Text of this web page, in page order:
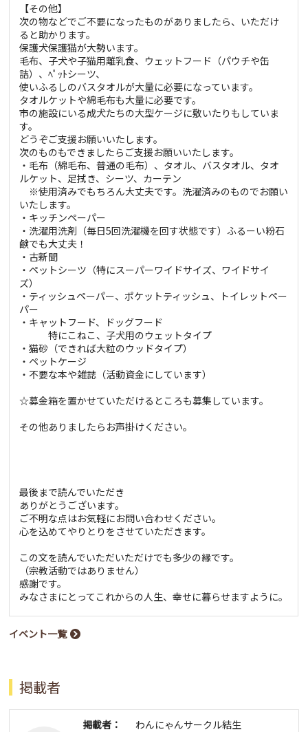
【その他】
次の物などでご不要になったものがありましたら、いただけ
ると助かります。
保護犬保護猫が大勢います。
毛布、子犬や子猫用離乳食、ウェットフード（パウチや缶
詰）、ﾍﾟｯﾄシーツ、
使いふるしのバスタオルが大量に必要になっています。
タオルケットや綿毛布も大量に必要です。
市の施設にいる成犬たちの大型ケージに敷いたりもしていま
す。
どうぞご支援お願いいたします。
次のものもできましたらご支援お願いいたします。
・毛布（綿毛布、普通の毛布）、タオル、バスタオル、タオ
ルケット、足拭き、シーツ、カーテン
※使用済みでもちろん大丈夫です。洗濯済みのものでお願い
いたします。
・キッチンペーパー
・洗濯用洗剤（毎日5回洗濯機を回す状態です）ふるーい粉石
鹸でも大丈夫！
・古新聞
・ペットシーツ（特にスーパーワイドサイズ、ワイドサイ
ズ）
・ティッシュペーパー、ポケットティッシュ、トイレットペー
パー
・キャットフード、ドッグフード
特にこねこ、子犬用のウェットタイプ
・猫砂（できれば大粒のウッドタイプ）
・ペットケージ
・不要な本や雑誌（活動資金にしています）
☆募金箱を置かせていただけるところも募集しています。
その他ありましたらお声掛けください。
最後まで読んでいただき
ありがとうございます。
ご不明な点はお気軽にお問い合わせください。
心を込めてやりとりをさせていただきます。
この文を読んでいただいただけでも多少の縁です。
（宗教活動ではありません）
感謝です。
みなさまにとってこれからの人生、幸せに暮らせますように。
イベント一覧
掲載者
掲載者：
わんにゃんサークル結生